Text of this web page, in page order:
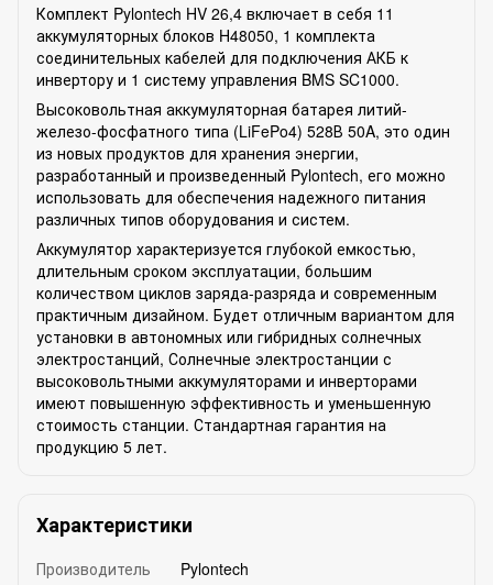
Комплект Pylontech HV 26,4 включает в себя 11
аккумуляторных блоков H48050, 1 комплекта
соединительных кабелей для подключения АКБ к
инвертору и 1 систему управления BMS SC1000.
Высоковольтная аккумуляторная батарея литий-
железо-фосфатного типа (LiFePo4) 528В 50A, это один
из новых продуктов для хранения энергии,
разработанный и произведенный Pylontech, его можно
использовать для обеспечения надежного питания
различных типов оборудования и систем.
Аккумулятор характеризуется глубокой емкостью,
длительным сроком эксплуатации, большим
количеством циклов заряда-разряда и современным
практичным дизайном. Будет отличным вариантом для
установки в автономных или гибридных солнечных
электростанций, Солнечные электростанции с
высоковольтными аккумуляторами и инверторами
имеют повышенную эффективность и уменьшенную
стоимость станции. Стандартная гарантия на
продукцию 5 лет.
Характеристики
Производитель
Pylontech